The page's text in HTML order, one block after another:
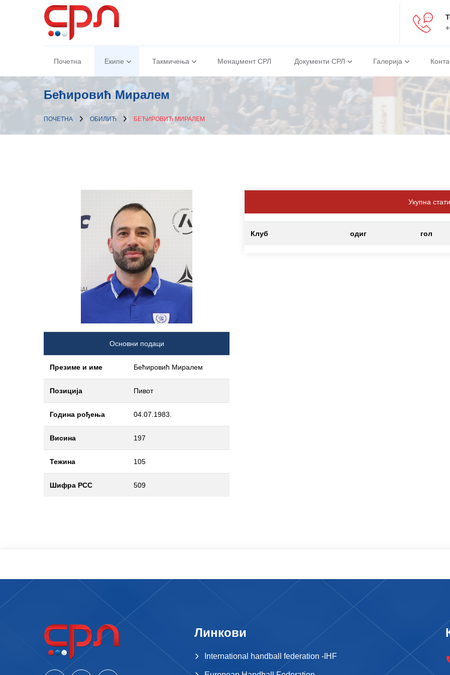
Почетна Екипе Такмичења Менаџмент СРЛ Документи СРЛ Галерија
Бећировић Миралем
ПОЧЕТНА ОБИЛИЋ БЕЋИРОВИЋ МИРАЛЕМ
Основни подаци
Презиме и име Бећировић Миралем
Позиција Пивот
Година рођења 04.07.1983.
Висина 197
Тежина 105
Шифра РСС 509
Укупна
Клуб одиг гол
Линкови
International handball federation -IHF